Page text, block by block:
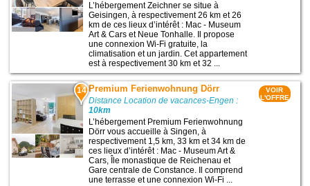
L’hébergement Zeichner se situe à
Geisingen, à respectivement 26 km et 26
km de ces lieux d’intérêt : Mac - Museum
Art & Cars et Neue Tonhalle. Il propose
une connexion Wi-Fi gratuite, la
climatisation et un jardin. Cet appartement
est à respectivement 30 km et 32 ...
14 Premium Ferienwohnung Dörr
Distance Location de vacances-Engen :
10km
L’hébergement Premium Ferienwohnung
Dörr vous accueille à Singen, à
respectivement 1,5 km, 33 km et 34 km de
ces lieux d’intérêt : Mac - Museum Art &
Cars, Île monastique de Reichenau et
Gare centrale de Constance. Il comprend
une terrasse et une connexion Wi-Fi ...
VOIR
L'OFFRE